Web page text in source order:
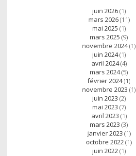
juin 2026(1)
mars 2026(11)
mai 2025 (1)
mars 2025 (9)
novembre 2024(1)
juin 2024(1)
avril 2024(4)
mars 2024(5)
février 2024(1)
novembre 2023 (1)
juin 2023 (2)
mai 2023 (7)
avril 2023 (1)
mars 2023 (3)
janvier 2023 (1)
octobre 2022(1)
juin 2022(1)